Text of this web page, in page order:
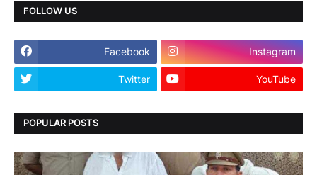
FOLLOW US
Facebook Instagram
Twitter YouTube
POPULAR POSTS